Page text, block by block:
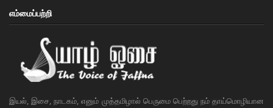
எம்மைப்பற்றி
இயல், இசை, நாடகம், எனும் முத்தமிழால் பெருமை பெற்றது நம் தாய்மொழியான